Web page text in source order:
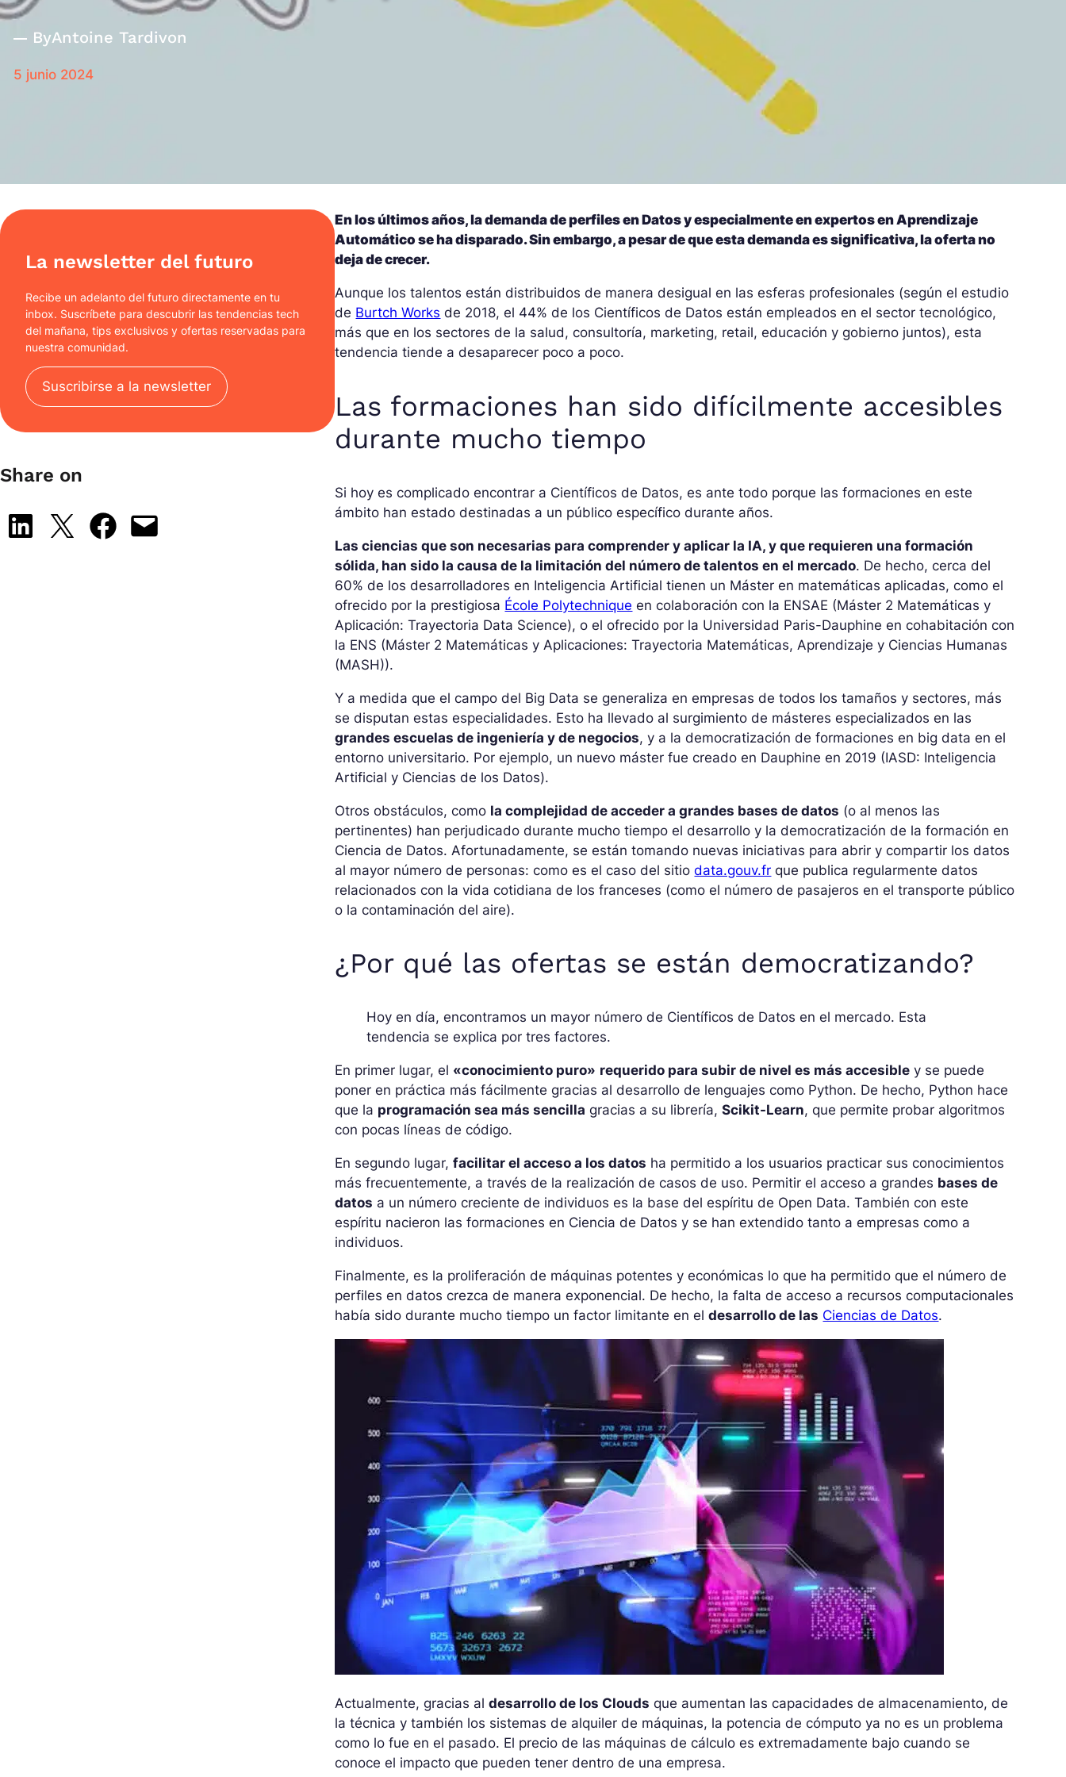
ByAntoine Tardivon
5 junio 2024
La newsletter del futuro
Recibe un adelanto del futuro directamente en tu
inbox. Suscríbete para descubrir las tendencias tech
del mañana, tips exclusivos y ofertas reservadas para
nuestra comunidad.
Suscribirse a la newsletter
Share on
Share on LinkedIn
Share on X Share on Facebook
Email this Page
En los últimos años, la demanda de perfiles en Datos y especialmente en expertos en Aprendizaje
Automático se ha disparado. Sin embargo, a pesar de que esta demanda es significativa, la oferta no
deja de crecer.
Aunque los talentos están distribuidos de manera desigual en las esferas profesionales (según el estudio
de Burtch Works de 2018, el 44% de los Científicos de Datos están empleados en el sector tecnológico,
más que en los sectores de la salud, consultoría, marketing, retail, educación y gobierno juntos), esta
tendencia tiende a desaparecer poco a poco.
Las formaciones han sido difícilmente accesibles
durante mucho tiempo
Si hoy es complicado encontrar a Científicos de Datos, es ante todo porque las formaciones en este
ámbito han estado destinadas a un público específico durante años.
Las ciencias que son necesarias para comprender y aplicar la IA, y que requieren una formación
sólida, han sido la causa de la limitación del número de talentos en el mercado. De hecho, cerca del
60% de los desarrolladores en Inteligencia Artificial tienen un Máster en matemáticas aplicadas, como el
ofrecido por la prestigiosa École Polytechnique en colaboración con la ENSAE (Máster 2 Matemáticas y
Aplicación: Trayectoria Data Science), o el ofrecido por la Universidad Paris-Dauphine en cohabitación con
la ENS (Máster 2 Matemáticas y Aplicaciones: Trayectoria Matemáticas, Aprendizaje y Ciencias Humanas
(MASH)).
Y a medida que el campo del Big Data se generaliza en empresas de todos los tamaños y sectores, más
se disputan estas especialidades. Esto ha llevado al surgimiento de másteres especializados en las
grandes escuelas de ingeniería y de negocios, y a la democratización de formaciones en big data en el
entorno universitario. Por ejemplo, un nuevo máster fue creado en Dauphine en 2019 (IASD: Inteligencia
Artificial y Ciencias de los Datos).
Otros obstáculos, como la complejidad de acceder a grandes bases de datos (o al menos las
pertinentes) han perjudicado durante mucho tiempo el desarrollo y la democratización de la formación en
Ciencia de Datos. Afortunadamente, se están tomando nuevas iniciativas para abrir y compartir los datos
al mayor número de personas: como es el caso del sitiodata.gouv.fr que publica regularmente datos
relacionados con la vida cotidiana de los franceses (como el número de pasajeros en el transporte público
o la contaminación del aire).
¿Por qué las ofertas se están democratizando?
Hoy en día, encontramos un mayor número de Científicos de Datos en el mercado. Esta
tendencia se explica por tres factores.
En primer lugar, el «conocimiento puro» requerido para subir de nivel es más accesible y se puede
poner en práctica más fácilmente gracias al desarrollo de lenguajes como Python. De hecho, Python hace
que la programación sea más sencilla gracias a su librería,Scikit-Learn, que permite probar algoritmos
con pocas líneas de código.
En segundo lugar,facilitar el acceso a los datos ha permitido a los usuarios practicar sus conocimientos
más frecuentemente, a través de la realización de casos de uso. Permitir el acceso a grandes bases de
datos a un número creciente de individuos es la base del espíritu de Open Data. También con este
espíritu nacieron las formaciones en Ciencia de Datos y se han extendido tanto a empresas como a
individuos.
Finalmente, es la proliferación de máquinas potentes y económicas lo que ha permitido que el número de
perfiles en datos crezca de manera exponencial. De hecho, la falta de acceso a recursos computacionales
había sido durante mucho tiempo un factor limitante en eldesarrollo de las Ciencias de Datos.
Actualmente, gracias aldesarrollo de los Clouds que aumentan las capacidades de almacenamiento, de
la técnica y también los sistemas de alquiler de máquinas, la potencia de cómputo ya no es un problema
como lo fue en el pasado. El precio de las máquinas de cálculo es extremadamente bajo cuando se
conoce el impacto que pueden tener dentro de una empresa.